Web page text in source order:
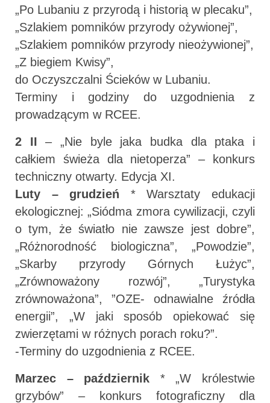
„Po Lubaniu z przyrodą i historią w plecaku”,
„Szlakiem pomników przyrody ożywionej”,
„Szlakiem pomników przyrody nieożywionej”,
„Z biegiem Kwisy”,
do Oczyszczalni Ścieków w Lubaniu.
Terminy i godziny do uzgodnienia z
prowadzącym w RCEE.
2 II – „Nie byle jaka budka dla ptaka i
całkiem świeża dla nietoperza” – konkurs
techniczny otwarty. Edycja XI.
Luty – grudzień * Warsztaty edukacji
ekologicznej: „Siódma zmora cywilizacji, czyli
o tym, że światło nie zawsze jest dobre”,
„Różnorodność biologiczna”, „Powodzie”,
„Skarby przyrody Górnych Łużyc”,
„Zrównoważony rozwój”, „Turystyka
zrównoważona”, ”OZE- odnawialne źródła
energii”, „W jaki sposób opiekować się
zwierzętami w różnych porach roku?”.
-Terminy do uzgodnienia z RCEE.
Marzec – październik * „W królestwie
grzybów” – konkurs fotograficzny dla